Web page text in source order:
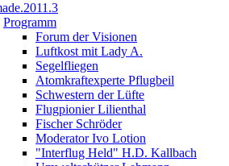
Programm
Forum der Visionen
Luftkost mit Lady A.
Segelfliegen
Atomkraftexperte Pflugbeil
Schwestern der Lüfte
Flugpionier Lilienthal
Fischer Schröder
Moderator Ivo Lotion
"Interflug Held" H.D. Kallbach